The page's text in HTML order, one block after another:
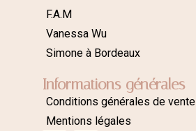
F.A.M
Vanessa Wu
Simone à Bordeaux
Informations générales
Conditions générales de vente
Mentions légales